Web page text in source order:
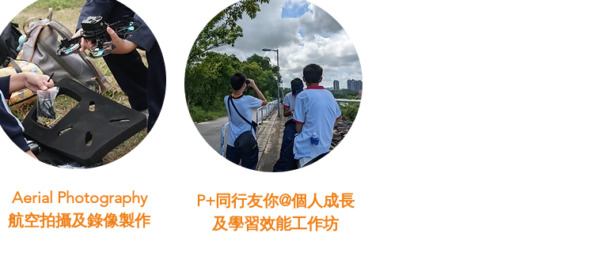
Aerial Photography
航空拍攝及錄像製作
P+同行友你@個人成長
及學習效能工作坊